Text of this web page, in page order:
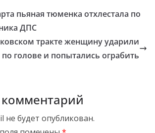
пьяная тюменка отхлестала по
ДПС
тракте женщину ударили
голове и попытались ограбить
не будет опубликован.